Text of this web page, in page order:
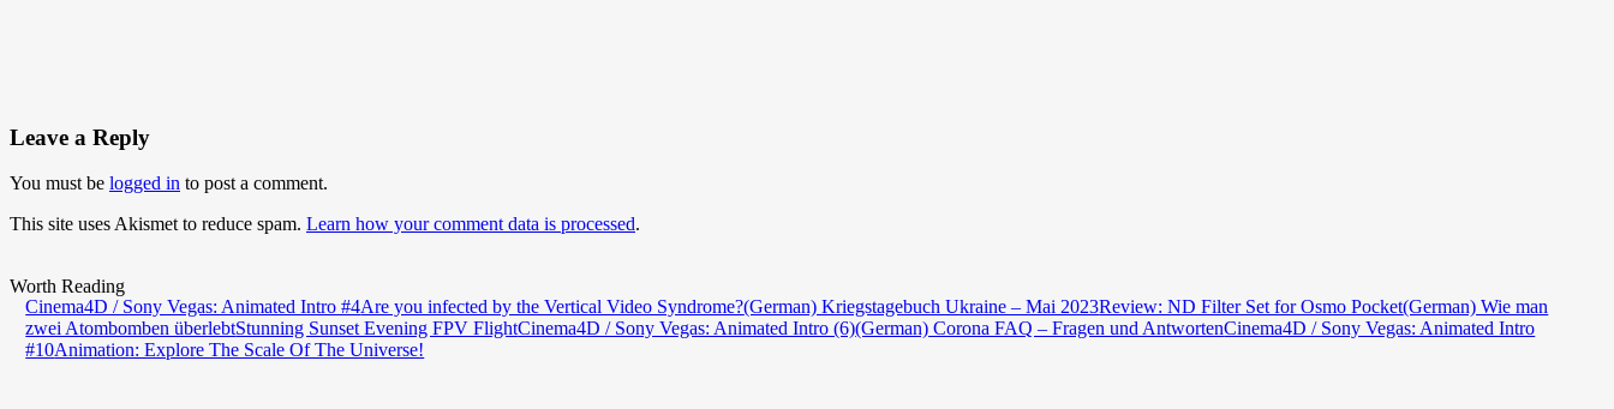
Leave a Reply
You must be logged in to post a comment.
This site uses Akismet to reduce spam. Learn how your comment data is processed.
Worth Reading
Cinema4D / Sony Vegas: Animated Intro #4Are you infected by the Vertical Video Syndrome?(German) Kriegstagebuch Ukraine – Mai 2023Review: ND Filter Set for Osmo Pocket(German) Wie man
zwei Atombomben überlebtStunning Sunset Evening FPV FlightCinema4D / Sony Vegas: Animated Intro (6)(German) Corona FAQ – Fragen und AntwortenCinema4D / Sony Vegas: Animated Intro
#10Animation: Explore The Scale Of The Universe!